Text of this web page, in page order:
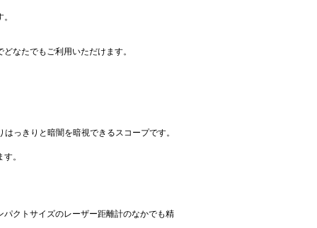
なたでもご利用いただけます。
っきりと暗闇を暗視できるスコープです。
。
クトサイズのレーザー距離計のなかでも精